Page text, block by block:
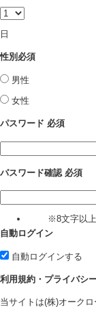
日
性別 必須
男性
女性
パスワード 必須
パスワード確認 必須
※8文字以
自動ログイン
自動ログインする
利用規約・プライバシ
当サイトは(株)オーク